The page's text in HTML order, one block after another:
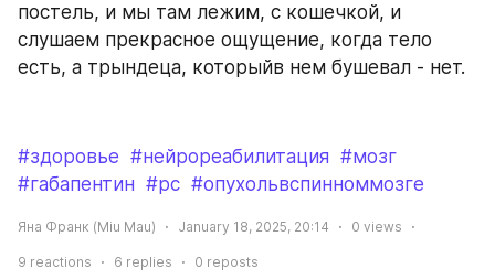
постель, и мы там лежим, с кошечкой, и
слушаем прекрасное ощущение, когда тело
есть, а трындеца, которыйв нем бушевал - нет.
#здоровье #нейрореабилитация #мозг
#габапентин #рс #опухольвспинноммозге
Яна Франк (Miu Mau) January 18, 2025, 20:14 0 views
9 reactions 6 replies 0 reposts